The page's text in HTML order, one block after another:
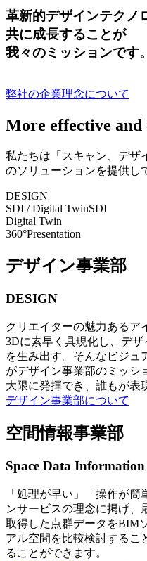
革新的デザインテクノ
共に成長することが
我々のミッションです。
弊社の企業理念について
More effective
私たちは「スキャン、デザ
のソリューションを提供し
DESIGN
SDI / Digital TwinSDI
Digital Twin
360°Presentation
デザイン事業部
DESIGN
クリエイターの魅力あるア
3Dに素早く具現化し、デ
を生み出す。そんなビジュ
がデザイン事業部のミッシ
大限に発揮でき、誰もが表
デザイン事業部について
空間情報事業部
Space Data
「処理が早い」「操作が
ンサービスの理念に掲げ、
取得した点群データをBIM
アル空間を比較検討するこ
ることができます。